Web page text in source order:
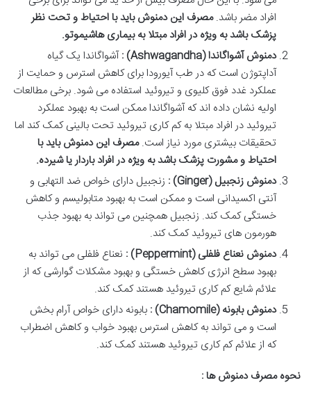
افراد مضر باشد.مصرف این دمنوش باید با احتیاط و تحت نظر
پزشک باشد به ویژه در افراد مبتلا به بیماری هاشیموتو.
دمنوش آشواگاندا(Ashwagandha)
:آشواگاندا یک گیاه
آداپتوژن است که در طب آیورودا برای کاهش استرس و حمایت از
عملکرد غدد فوق کلیوی و تیروئید استفاده می شود. برخی مطالعات
اولیه نشان داده اند که آشواگاندا ممکن است به بهبود عملکرد
تیروئید در افراد مبتلا به کم کاری تیروئید تحت بالینی کمک کند اما
تحقیقات بیشتری مورد نیاز است.مصرف این دمنوش باید با
احتیاط و مشورت پزشک باشد به ویژه در افراد باردار یا شیرده.
دمنوش زنجبیل(Ginger)
: زنجبیل دارای خواص ضد التهابی و
آنتی اکسیدانی است و ممکن است به بهبود متابولیسم و کاهش
خستگی کمک کند. زنجبیل همچنین می تواند به بهبود جذب
هورمون های تیروئید کمک کند.
دمنوش نعناع فلفلی(Peppermint)
: نعناع فلفلی می تواند به
بهبود سطح انرژی کاهش خستگی و بهبود مشکلات گوارشی که از
علائم شایع کم کاری تیروئید هستند کمک کند.
دمنوش بابونه(Chamomile)
: بابونه دارای خواص آرام بخش
است و می تواند به کاهش استرس بهبود خواب و کاهش اضطراب
که از علائم کم کاری تیروئید هستند کمک کند.
نحوه مصرف دمنوش ها :